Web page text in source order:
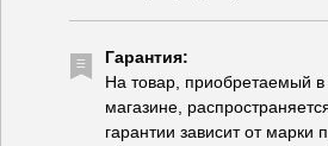
Гарантия:
На товар, приобретаемый
магазине,
гарантии зависит от марки